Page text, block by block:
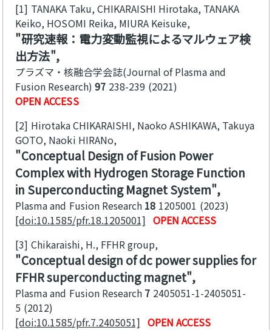
[1] TANAKA Taku, CHIKARAISHI Hirotaka, TANAKA
Keiko, HOSOMI Reika, MIURA Keisuke
研究速報：電力変動監視によるマルウェア検
出方法
プラズマ・核融合学会誌(Journal of Plasma and
Fusion Research) 97 238-239 2021
OPEN ACCESS
[2] Hirotaka CHIKARAISHI, Naoko ASHIKAWA, Takuya
GOTO, Naoki HIRANo
Conceptual Design of Fusion Power
Complex with Hydrogen Storage Function
in Superconducting Magnet System
Plasma and Fusion Research 18 1205001 2023
[doi:10.1585/pfr.18.1205001] OPEN ACCESS
[3] Chikaraishi, H., FFHR group
Conceptual design of dc power supplies for
FFHR superconducting magnet
Plasma and Fusion Research 7 2405051-1-2405051-
5 2012
[doi:10.1585/pfr.7.2405051] OPEN ACCESS